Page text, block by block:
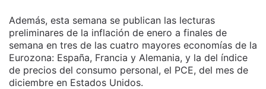
Además, esta semana se publican las lecturas
preliminares de la inflación de enero a finales de
semana en tres de las cuatro mayores economías de la
Eurozona: España, Francia y Alemania, y la del índice
de precios del consumo personal, el PCE, del mes de
diciembre en Estados Unidos.